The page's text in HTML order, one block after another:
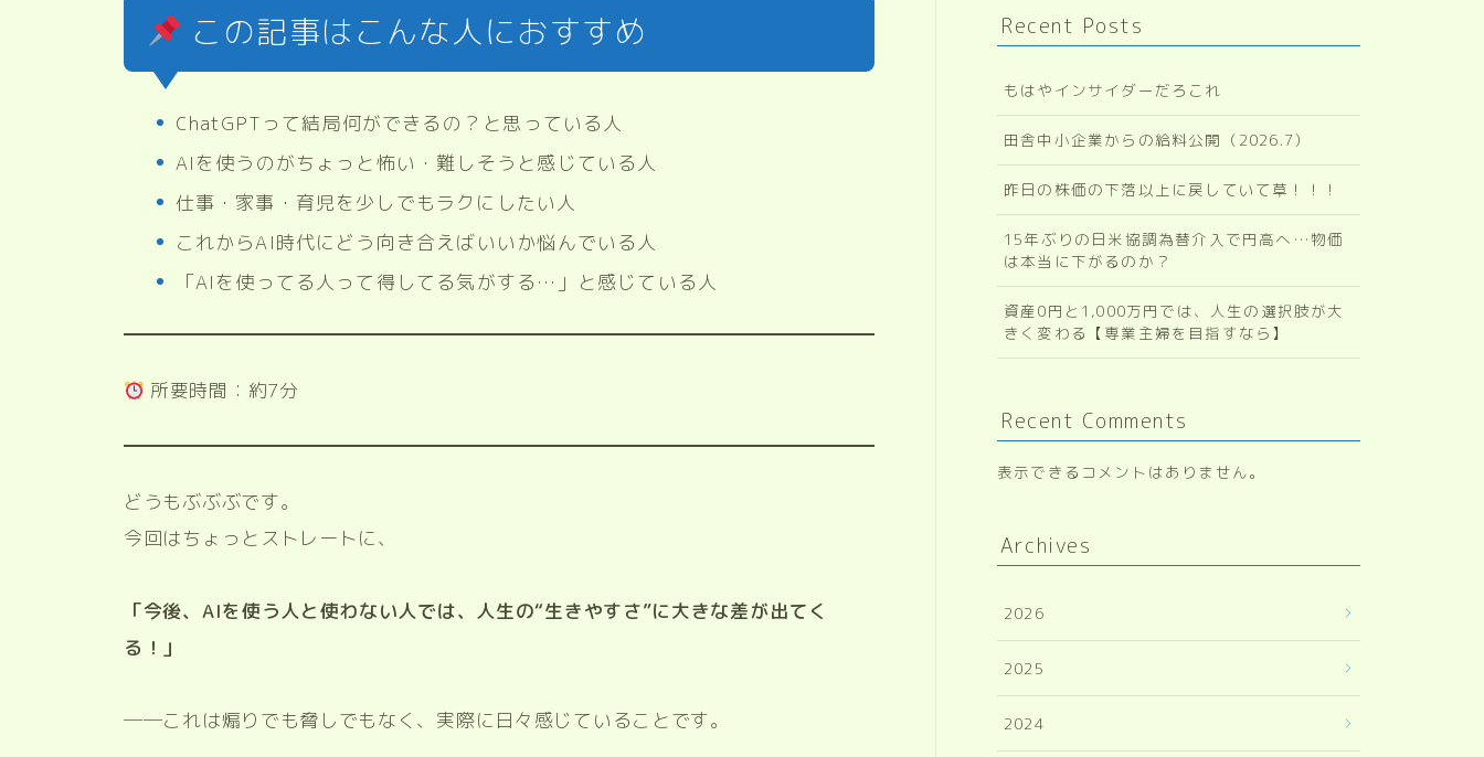
この記事はこんな人におすすめ
ChatGPTって結局何ができるの？と思っている人
AIを使うのがちょっと怖い・難しそうと感じている人
仕事・家事・育児を少しでもラクにしたい人
これからAI時代にどう向き合えばいいか悩んでいる人
「AIを使ってる人って得してる気がする…」と感じている人
所要時間：約7分
どうもぶぶぶです。
今回はちょっとストレートに、
「今後、AIを使う人と使わない人では、人生の“生きやすさ”に大きな差が出てく
る！」
──これは煽りでも脅しでもなく、実際に日々感じていることです。
Recent Posts
もはやインサイダーだろこれ
田舎中小企業からの給料公開（2026.7）
昨日の株価の下落以上に戻していて草！！！
15年ぶりの日米協調為替介入で円高へ…物価
は本当に下がるのか？
資産0円と1,000万円では、人生の選択肢が大
きく変わる【専業主婦を目指すなら】
Recent Comments
表示できるコメントはありません。
Archives
2026
2025
2024